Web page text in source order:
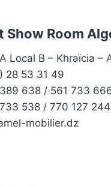
Show Room
Local B – Khraïcia –
28 53 31 49
638 / 561 733
538 / 770 127 244
mobilier.dz